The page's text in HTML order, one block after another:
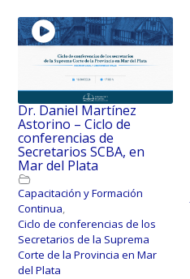
Dr. Daniel Martínez
Astorino – Ciclo de
conferencias de
Secretarios SCBA, en
Mar del Plata
Capacitación y Formación
Continua,
Ciclo de conferencias de los
Secretarios de la Suprema
Corte de la Provincia en Mar
del Plata